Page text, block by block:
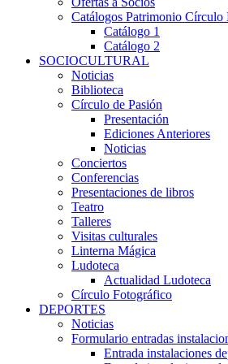
Catálogos Patrimonio Círculo
Catálogo 1
Catálogo 2
SOCIOCULTURAL
Noticias
Biblioteca
Círculo de Pasión
Presentación
Ediciones Anteriores
Noticias
Conciertos
Conferencias
Presentaciones de libros
Teatro
Talleres
Visitas culturales
Linterna Mágica
Ludoteca
Actualidad Ludoteca
Círculo Fotográfico
DEPORTES
Noticias
Formulario entradas
Entrada instalaciones